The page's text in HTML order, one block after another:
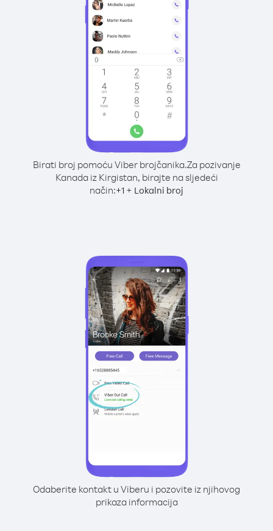
Birati broj pomoću Viber brojčanika.Za pozivanje
Kanada iz Kirgistan, birajte na sljedeći
način:+1 + Lokalni broj
Odaberite kontakt u Viberu i pozovite iz njihovog
prikaza informacija